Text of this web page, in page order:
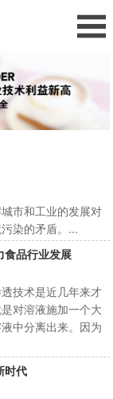
市和工业的发展对
染的矛盾。...
食品行业发展
技术是近几年来才
对溶液施加一个大
中分离出来。因为
时代